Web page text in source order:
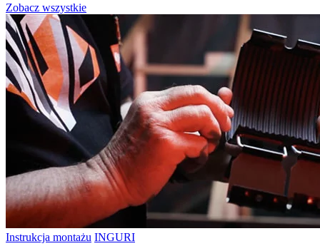
Zobacz wszystkie
Instrukcja montażu INGURI